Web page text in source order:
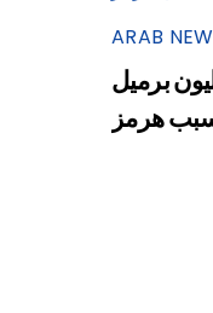
ARAB
العالم يخسر 100 مليون برميل
هرمز